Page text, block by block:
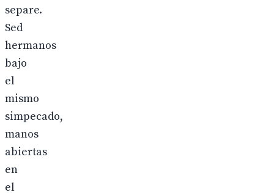
separe.
Sed
hermanos
bajo
el
mismo
simpecado,
manos
abiertas
en
el